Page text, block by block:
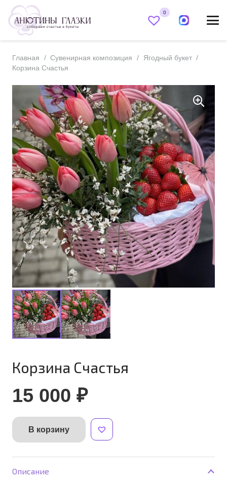
0
Главная / Сувенирная композиция / Ягодный букет /
Корзина Счастья
Корзина Счастья
15 000 ₽
Количество
В корзину
Alternative:
Описание